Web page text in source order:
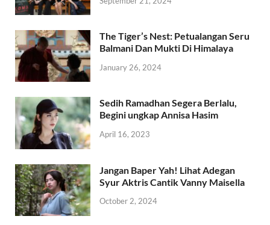
The Tiger’s Nest: Petualangan Seru
Balmani Dan Mukti Di Himalaya
January 26, 2024
Sedih Ramadhan Segera Berlalu,
Begini ungkap Annisa Hasim
April 16, 2023
Jangan Baper Yah! Lihat Adegan
Syur Aktris Cantik Vanny Maisella
October 2, 2024